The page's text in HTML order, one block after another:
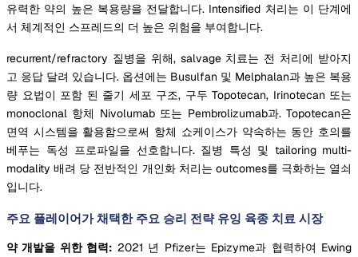
유력한 약의 높은 복용량을 전달합니다. Intensified 처리는 이 단계에
서 체계적인 스프레드의 더 높은 위험을 부여합니다.
recurrent/refractory 질병을 위해, salvage 치료는 전 처리에 받아지
고 응답 달려 있습니다. 옵션에는 Busulfan 및 Melphalan과 높은 복용
량 요법이 포함 된 줄기 세포 구조, 구두 Topotecan, Irinotecan 또는
monoclonal 항체 Nivolumab 또는 Pembrolizumab과. Topotecan은
면역 시스템을 활용함으로써 항체 쇼케이스가 약속하는 동안 호의를
베푸는 독성 프로파일을 선호합니다. 질병 특성 및 tailoring multi-
modality 배려 당 전반적인 개인화 처리는 outcomes를 극화하는 열쇠
입니다.
주요 플레이어가 채택한 주요 승리 전략 유잉 육종 치료 시장
약 개발을 위한 협력: 2021 년 Pfizer는 Epizyme과 협력하여 Ewing